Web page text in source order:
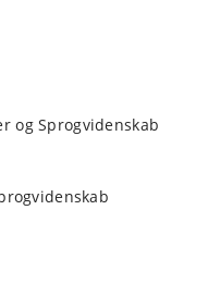
og Sprogvidenskab